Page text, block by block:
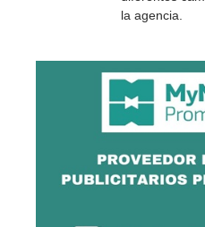
la agencia.